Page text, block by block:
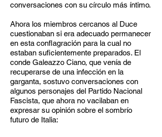
conversaciones con su círculo más íntimo.
Ahora los miembros cercanos al Duce
cuestionaban si era adecuado permanecer
en esta conflagración para la cual no
estaban suficientemente preparados. El
conde Galeazzo Ciano, que venía de
recuperarse de una infección en la
garganta, sostuvo conversaciones con
algunos personajes del Partido Nacional
Fascista, que ahora no vacilaban en
expresar su opinión sobre el sombrío
futuro de Italia: